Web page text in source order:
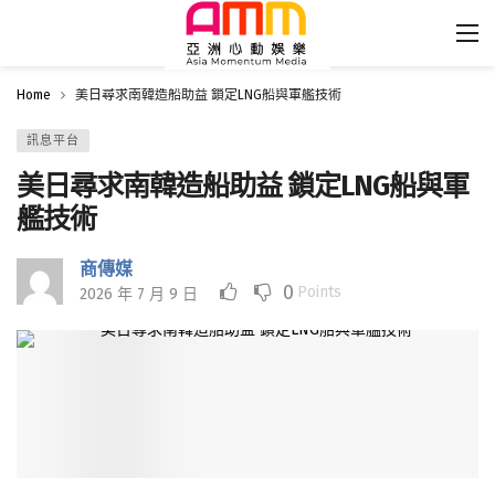
Home 美日尋求南韓造船助益 鎖定LNG船與軍艦技術
訊息平台
美日尋求南韓造船助益 鎖定LNG船與軍
艦技術
商傳媒
2026 年 7 月 9 日 0 Points